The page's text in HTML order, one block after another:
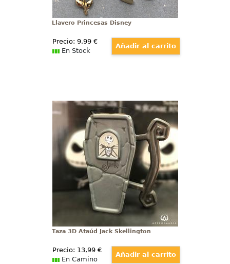
Llavero Princesas Disney
Precio: 9,99€
En Stock
Taza 3D Ataúd Jack Skellington
Taza oficial de Disney con el
motivo en 3D del ataúd del
famoso Jack Skellington basado
en la película de Pesadilla antes
de Navidad, revive las aventuras
de este peculiar personaje con
esta taza realizada en cerámica
Taza 3D Ataúd Jack Skellington
Precio: 13,99€
En Camino